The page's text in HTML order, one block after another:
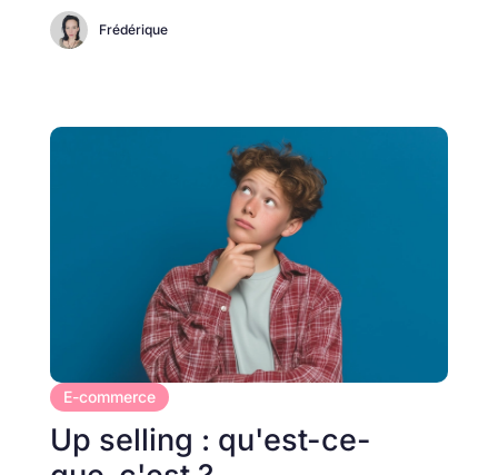
Frédérique
E-commerce
Up selling : qu'est-ce-